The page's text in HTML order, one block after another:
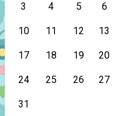
3 4 5 6
10 11 12 13
17 18 19 20
24 25 26 27
31